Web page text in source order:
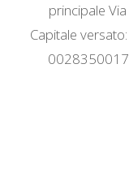
principale
Capitale